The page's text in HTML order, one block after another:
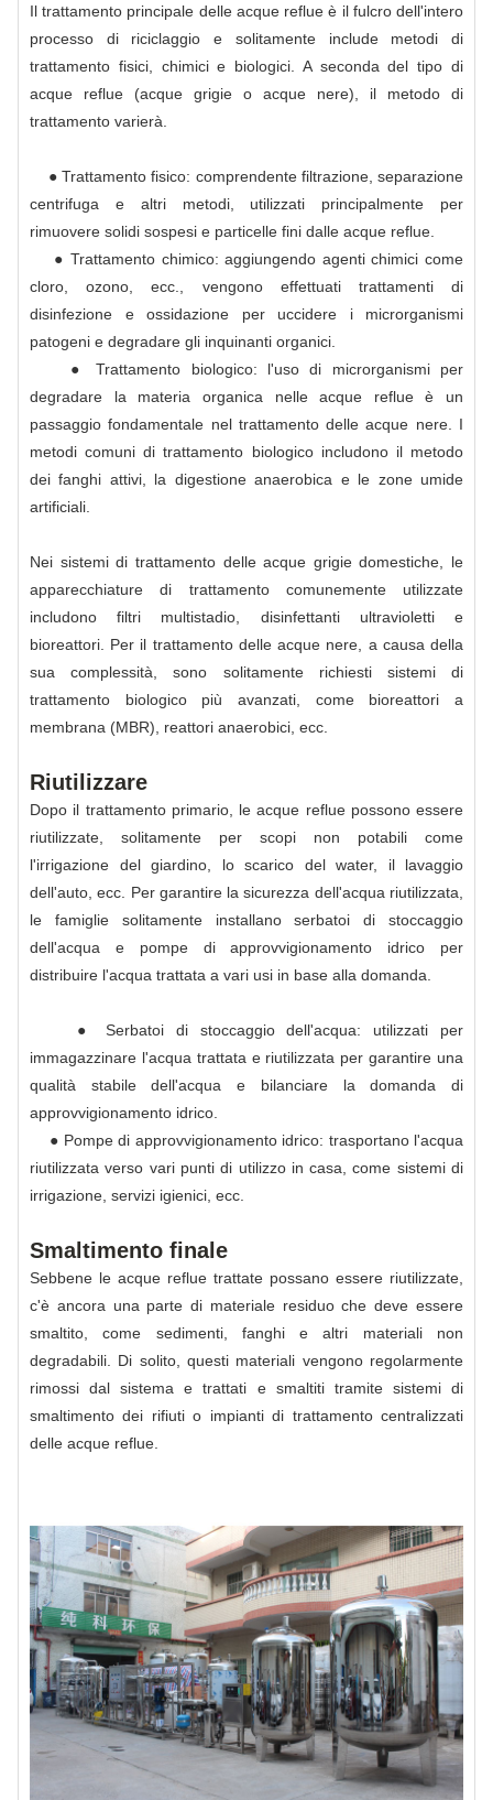
Il trattamento principale delle acque reflue è il fulcro dell'intero
processo di riciclaggio e solitamente include metodi di
trattamento fisici, chimici e biologici. A seconda del tipo di
acque reflue (acque grigie o acque nere), il metodo di
trattamento varierà.
● Trattamento fisico: comprendente filtrazione, separazione
centrifuga e altri metodi, utilizzati principalmente per
rimuovere solidi sospesi e particelle fini dalle acque reflue.
● Trattamento chimico: aggiungendo agenti chimici come
cloro, ozono, ecc., vengono effettuati trattamenti di
disinfezione e ossidazione per uccidere i microrganismi
patogeni e degradare gli inquinanti organici.
● Trattamento biologico: l'uso di microrganismi per
degradare la materia organica nelle acque reflue è un
passaggio fondamentale nel trattamento delle acque nere. I
metodi comuni di trattamento biologico includono il metodo
dei fanghi attivi, la digestione anaerobica e le zone umide
artificiali.
Nei sistemi di trattamento delle acque grigie domestiche, le
apparecchiature di trattamento comunemente utilizzate
includono filtri multistadio, disinfettanti ultravioletti e
bioreattori. Per il trattamento delle acque nere, a causa della
sua complessità, sono solitamente richiesti sistemi di
trattamento biologico più avanzati, come bioreattori a
membrana (MBR), reattori anaerobici, ecc.
Riutilizzare
Dopo il trattamento primario, le acque reflue possono essere
riutilizzate, solitamente per scopi non potabili come
l'irrigazione del giardino, lo scarico del water, il lavaggio
dell'auto, ecc. Per garantire la sicurezza dell'acqua riutilizzata,
le famiglie solitamente installano serbatoi di stoccaggio
dell'acqua e pompe di approvvigionamento idrico per
distribuire l'acqua trattata a vari usi in base alla domanda.
● Serbatoi di stoccaggio dell'acqua: utilizzati per
immagazzinare l'acqua trattata e riutilizzata per garantire una
qualità stabile dell'acqua e bilanciare la domanda di
approvvigionamento idrico.
● Pompe di approvvigionamento idrico: trasportano l'acqua
riutilizzata verso vari punti di utilizzo in casa, come sistemi di
irrigazione, servizi igienici, ecc.
Smaltimento finale
Sebbene le acque reflue trattate possano essere riutilizzate,
c'è ancora una parte di materiale residuo che deve essere
smaltito, come sedimenti, fanghi e altri materiali non
degradabili. Di solito, questi materiali vengono regolarmente
rimossi dal sistema e trattati e smaltiti tramite sistemi di
smaltimento dei rifiuti o impianti di trattamento centralizzati
delle acque reflue.